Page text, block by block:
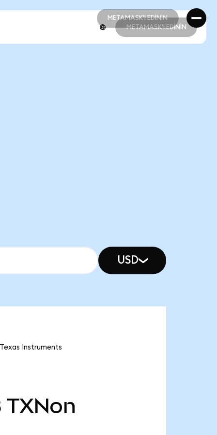
METAMASK'I EDİNİN
METAMASK'I EDİNİN
METAMASK'I EDİNİN
USD
Instruments
TXNon